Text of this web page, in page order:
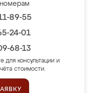
номерам
89-55
24-01
68-13
для консультации и
стоимости.